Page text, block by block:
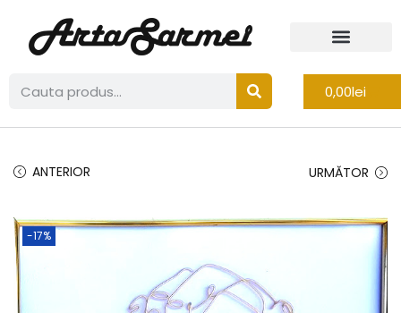
0,00lei
ANTERIOR URMĂTOR
-17%